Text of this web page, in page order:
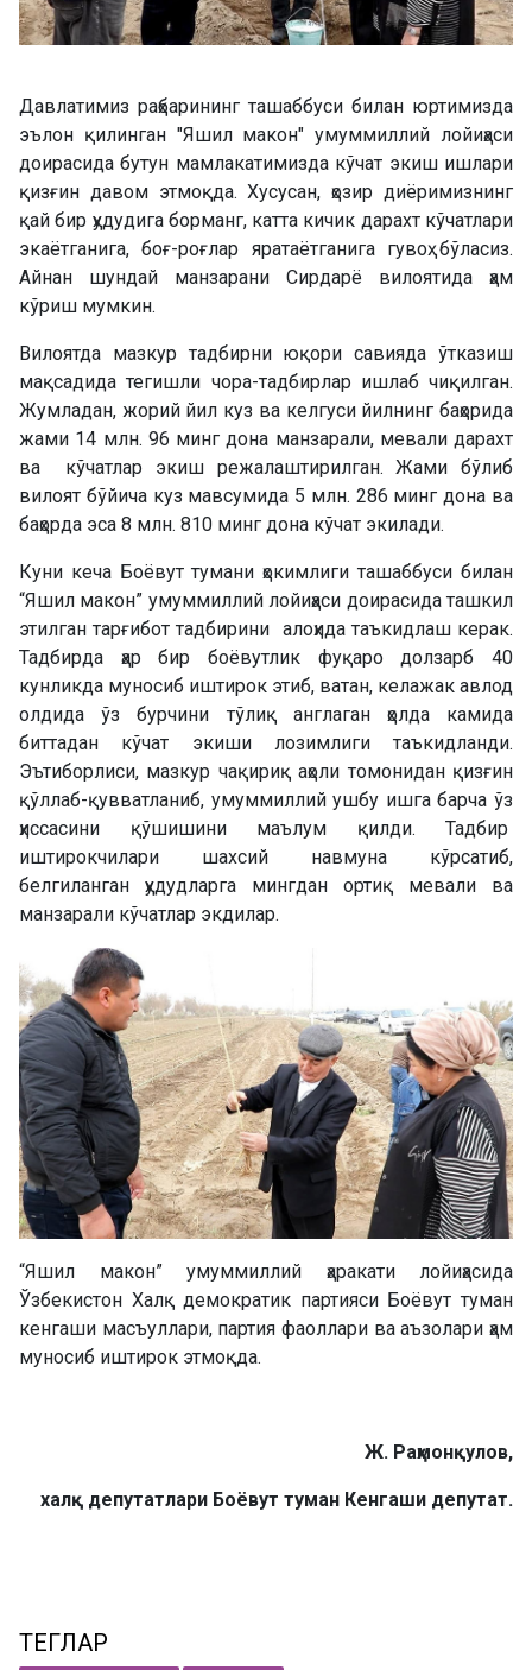
Давлатимиз раҳбарининг ташаббуси билан юртимизда
эълон қилинган "Яшил макон" умуммиллий лойиҳаси
доирасида бутун мамлакатимизда кўчат экиш ишлари
қизғин давом этмоқда. Хусусан, ҳозир диёримизнинг
қай бир ҳудудига борманг, катта кичик дарахт кўчатлари
экаётганига, боғ-роғлар яратаётганига гувоҳ бўласиз.
Айнан шундай манзарани Сирдарё вилоятида ҳам
кўриш мумкин.
Вилоятда мазкур тадбирни юқори савияда ўтказиш
мақсадида тегишли чора-тадбирлар ишлаб чиқилган.
Жумладан, жорий йил куз ва келгуси йилнинг баҳорида
жами 14 млн. 96 минг дона манзарали, мевали дарахт
ва кўчатлар экиш режалаштирилган. Жами бўлиб
вилоят бўйича куз мавсумида 5 млн. 286 минг дона ва
баҳорда эса 8 млн. 810 минг дона кўчат экилади.
Куни кеча Боёвут тумани ҳокимлиги ташаббуси билан
“Яшил макон” умуммиллий лойиҳаси доирасида ташкил
этилган тарғибот тадбирини алоҳида таъкидлаш керак.
Тадбирда ҳар бир боёвутлик фуқаро долзарб 40
кунликда муносиб иштирок этиб, ватан, келажак авлод
олдида ўз бурчини тўлиқ англаган ҳолда камида
биттадан кўчат экиши лозимлиги таъкидланди.
Эътиборлиси, мазкур чақириқ аҳоли томонидан қизғин
қўллаб-қувватланиб, умуммиллий ушбу ишга барча ўз
ҳиссасини қўшишини маълум қилди. Тадбир
иштирокчилари шахсий навмуна кўрсатиб,
белгиланган ҳудудларга мингдан ортиқ мевали ва
манзарали кўчатлар экдилар.
“Яшил макон” умуммиллий ҳаракати лойиҳасида
Ўзбекистон Халқ демократик партияси Боёвут туман
кенгаши масъуллари, партия фаоллари ва аъзолари ҳам
муносиб иштирок этмоқда.
Ж. Раҳмонқулов,
халқ депутатлари Боёвут туман Кенгаши депутат.
ТЕГЛАР